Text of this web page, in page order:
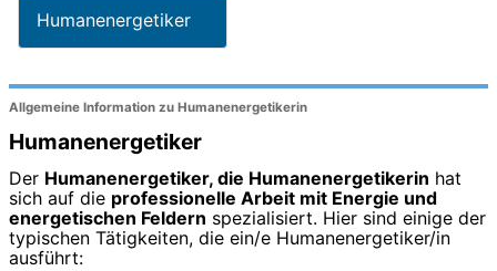
Humanenergetiker
Allgemeine Information zu Humanenergetikerin
Humanenergetiker
Der Humanenergetiker, die Humanenergetikerin hat
sich auf die professionelle Arbeit mit Energie und
energetischen Feldern spezialisiert. Hier sind einige der
typischen Tätigkeiten, die ein/e Humanenergetiker/in
ausführt: